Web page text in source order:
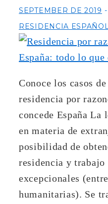
SEPTEMBER DE 2019
RESIDENCIA
Conoce los casos
residencia por
concede España La
en materia de
posibilidad de
residencia y
excepcionales
humanitarias). Se